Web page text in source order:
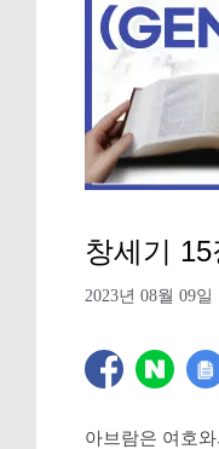
창세기
2023년 08월 09일
아브람은 여호